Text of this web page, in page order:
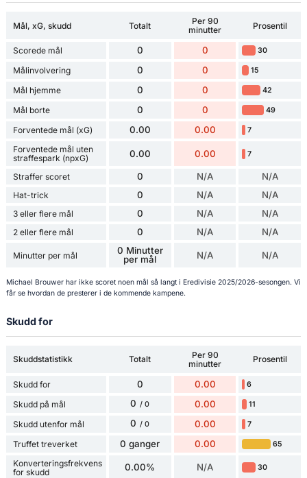
Mål, xG, skudd Totalt
Per 90
minutter
Prosentil
Scorede mål 0 0 30
Målinvolvering 0 0 15
Mål hjemme 0 0 42
Mål borte 0 0 49
Forventede mål (xG) 0.00 0.00 7
Forventede mål uten
straffespark (npxG)
0.00 0.00 7
Straffer scoret 0 N/A N/A
Hat-trick 0 N/A N/A
3 eller flere mål 0 N/A N/A
2 eller flere mål 0 N/A N/A
Minutter per mål
0 Minutter
per mål
N/A N/A
Michael Brouwer har ikke scoret noen mål så langt i Eredivisie 2025/2026-sesongen. Vi
får se hvordan de presterer i de kommende kampene.
Skudd for
Skuddstatistikk Totalt
Per 90
minutter
Prosentil
Skudd for 0 0.00 6
Skudd på mål 0 / 0 0.00 11
Skudd utenfor mål 0 / 0 0.00 7
Truffet treverket 0 ganger 0.00 65
Konverteringsfrekvens
for skudd
0.00% N/A 30